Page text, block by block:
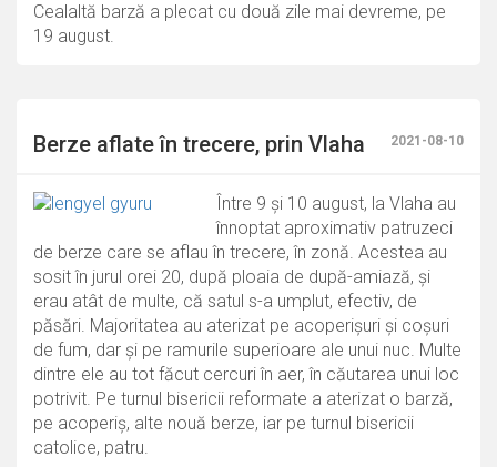
Cealaltă barză a plecat cu două zile mai devreme, pe
19 august.
Berze aflate în trecere, prin Vlaha 2021-08-10
Între 9 și 10 august, la Vlaha au
înnoptat aproximativ patruzeci
de berze care se aflau în trecere, în zonă. Acestea au
sosit în jurul orei 20, după ploaia de după-amiază, și
erau atât de multe, că satul s-a umplut, efectiv, de
păsări. Majoritatea au aterizat pe acoperișuri și coșuri
de fum, dar și pe ramurile superioare ale unui nuc. Multe
dintre ele au tot făcut cercuri în aer, în căutarea unui loc
potrivit. Pe turnul bisericii reformate a aterizat o barză,
pe acoperiș, alte nouă berze, iar pe turnul bisericii
catolice, patru.